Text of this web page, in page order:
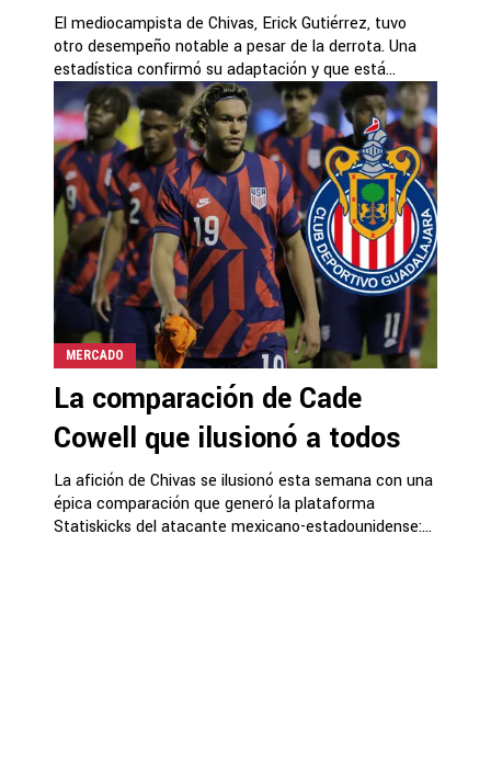
El mediocampista de Chivas, Erick Gutiérrez, tuvo
otro desempeño notable a pesar de la derrota. Una
estadística confirmó su adaptación y que está...
MERCADO
La comparación de Cade
Cowell que ilusionó a todos
La afición de Chivas se ilusionó esta semana con una
épica comparación que generó la plataforma
Statiskicks del atacante mexicano-estadounidense:...